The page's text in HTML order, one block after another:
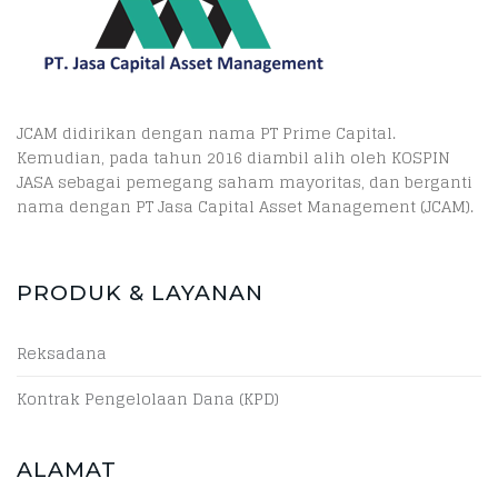
JCAM didirikan dengan nama PT Prime Capital.
Kemudian, pada tahun 2016 diambil alih oleh KOSPIN
JASA sebagai pemegang saham mayoritas, dan berganti
nama dengan PT Jasa Capital Asset Management (JCAM).
PRODUK & LAYANAN
Reksadana
Kontrak Pengelolaan Dana (KPD)
ALAMAT